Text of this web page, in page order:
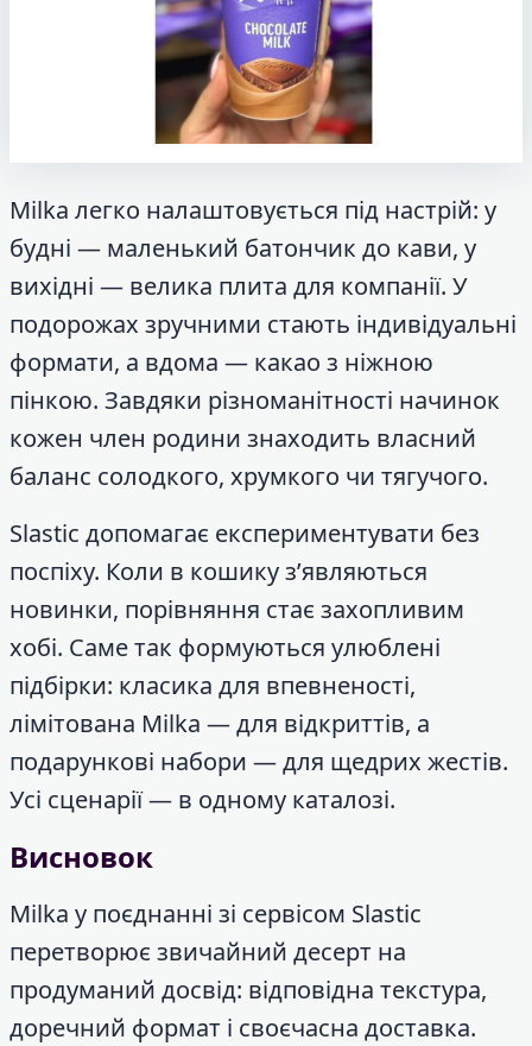
Milka легко налаштовується під настрій: у
будні — маленький батончик до кави, у
вихідні — велика плита для компанії. У
подорожах зручними стають індивідуальні
формати, а вдома — какао з ніжною
пінкою. Завдяки різноманітності начинок
кожен член родини знаходить власний
баланс солодкого, хрумкого чи тягучого.
Slastic допомагає експериментувати без
поспіху. Коли в кошику з’являються
новинки, порівняння стає захопливим
хобі. Саме так формуються улюблені
підбірки: класика для впевненості,
лімітована Milka — для відкриттів, а
подарункові набори — для щедрих жестів.
Усі сценарії — в одному каталозі.
Висновок
Milka у поєднанні зі сервісом Slastic
перетворює звичайний десерт на
продуманий досвід: відповідна текстура,
доречний формат і своєчасна доставка.